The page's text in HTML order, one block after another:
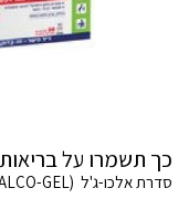
כך תשמרו על
סדרת אלכו-ג'ל (ALCO-GEL) וסדרת אלכו-ג'ל PHARMA WIPES